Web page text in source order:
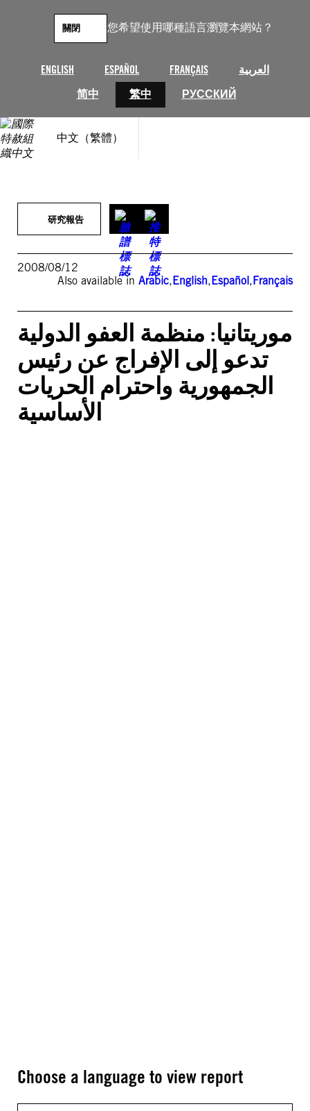
您希望使用哪種語言瀏覽本網站？
ENGLISH ESPAÑOL FRANÇAIS
العربية
简中
繁中 РУССКИЙ
關閉
中文（繁體）
研究報告
2008/08/12
Also available in Arabic,English,Español,Français
موريتانيا: منظمة العفو الدولية
تدعو إلى الإفراج عن رئيس
الجمهورية واحترام الحريات
الأساسية
Choose a language to view report